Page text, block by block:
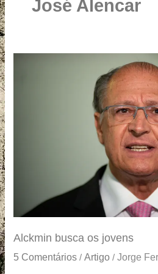
José Alencar
Alckmin busca os jovens
5 Comentários /Artigo /Jorge